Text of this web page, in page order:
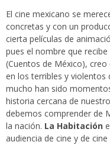
El cine mexicano se
concretas y con un
cierta películas de
pues el nombre que
(Cuentos de México),
en los terribles y violentos
mucho han sido
historia cercana de
debemos comprender de
la nación. La Habitación
audiencia de cine y de cine